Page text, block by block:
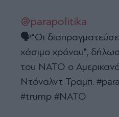
@parapolitika
🗣️"Οι
χάσιμο χρόνου",
του ΝΑΤΟ ο
Ντόναλντ Τραμπ.
#trump #NATO